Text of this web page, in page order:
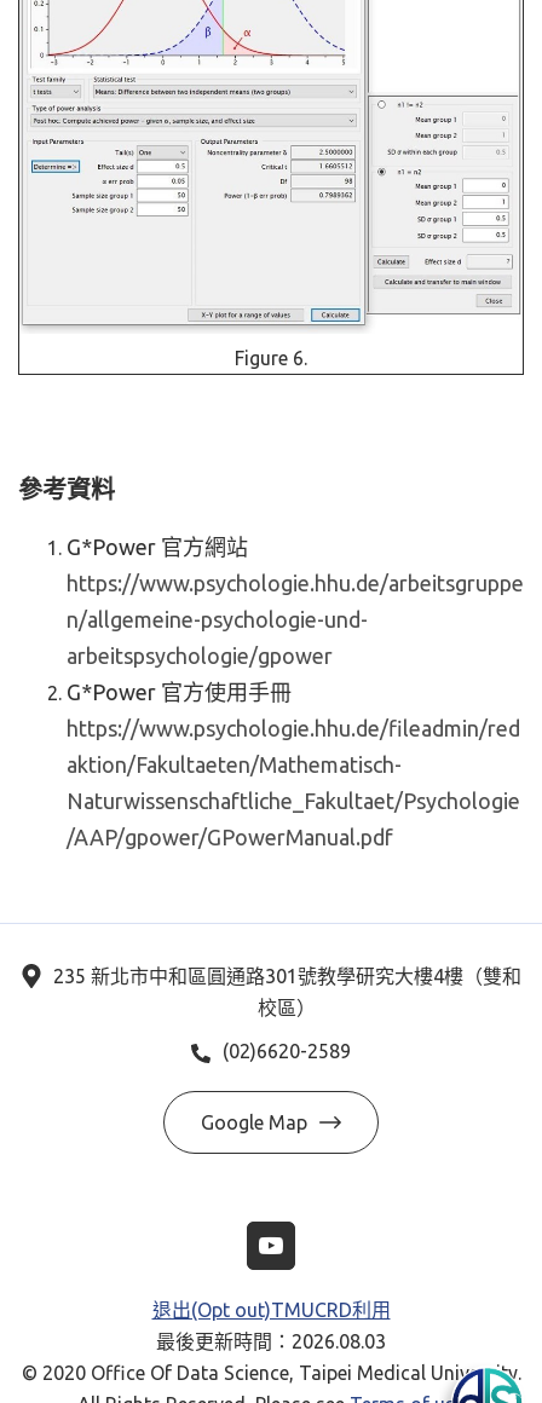
Figure 6.
參考資料
G*Power 官方網站
https://www.psychologie.hhu.de/arbeitsgruppe
n/allgemeine-psychologie-und-
arbeitspsychologie/gpower
G*Power 官方使用手冊
https://www.psychologie.hhu.de/fileadmin/red
aktion/Fakultaeten/Mathematisch-
Naturwissenschaftliche_Fakultaet/Psychologie
/AAP/gpower/GPowerManual.pdf
235 新北市中和區圓通路301號教學研究大樓4樓（雙和
校區）
(02)6620-2589
Google Map
退出(Opt out)TMUCRD利用
最後更新時間：2026.08.03
© 2020 Office Of Data Science, Taipei Medical University.